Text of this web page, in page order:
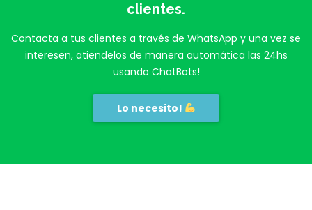
clientes.
Contacta a tus clientes a través de WhatsApp y una vez se
interesen, atiendelos de manera automática las 24hs
usando ChatBots!
Lo necesito!